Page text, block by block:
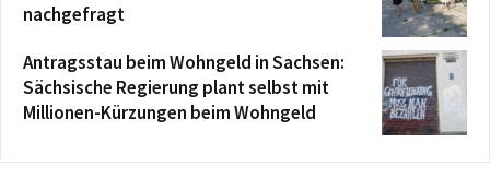
nachgefragt
Antragsstau beim Wohngeld in Sachsen:
Sächsische Regierung plant selbst mit
Millionen-Kürzungen beim Wohngeld